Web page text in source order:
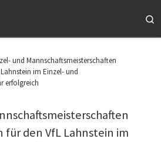
und Mannschaftsmeisterschaften
im Einzel- und
erfolgreich
für den VfL Lahnstein im